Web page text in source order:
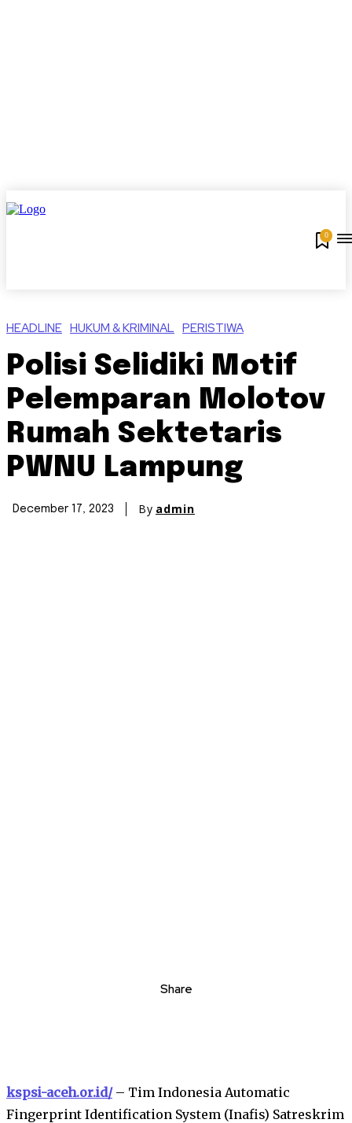
0
HEADLINE HUKUM & KRIMINAL PERISTIWA
Polisi Selidiki Motif
Pelemparan Molotov
Rumah Sektetaris
PWNU Lampung
December 17, 2023 By admin
Share
kspsi-aceh.or.id/– Tim Indonesia Automatic
Fingerprint Identification System (Inafis) Satreskrim